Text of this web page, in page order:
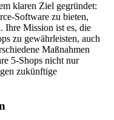
klaren Ziel gegründet:
Software zu bieten,
Ihre Mission ist es, die
zu gewährleisten, auch
Maßnahmen
5-Shops nicht nur
zukünftige